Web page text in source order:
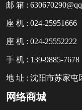
邮 箱 :
座 机 : 024-25951666
座 机 : 024-25552222
手 机 : 139-9885-7678
地 址 : 沈阳市苏家屯
网络商城